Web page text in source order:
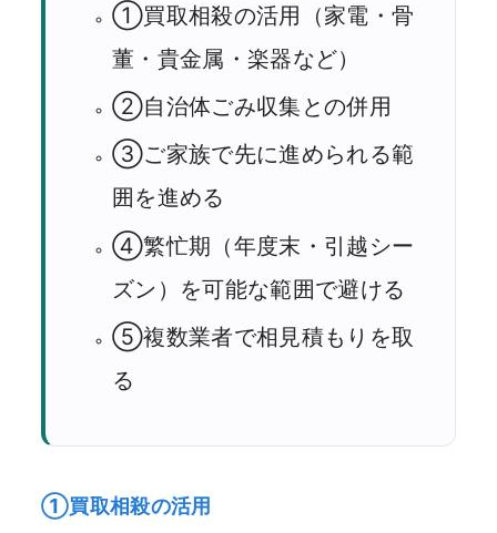
①買取相殺の活用（家電・骨
董・貴金属・楽器など）
②自治体ごみ収集との併用
③ご家族で先に進められる範
囲を進める
④繁忙期（年度末・引越シー
ズン）を可能な範囲で避ける
⑤複数業者で相見積もりを取
る
①買取相殺の活用